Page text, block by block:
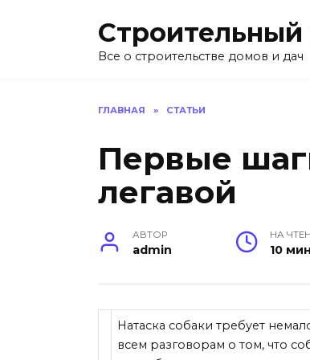
Строительный
Все о строительстве домов и дач
ГЛАВНАЯ » СТАТЬИ
Первые
легавой
АВТОР
admin
НА
10 мин
Натаска собаки требует
всем разговорам о том, что